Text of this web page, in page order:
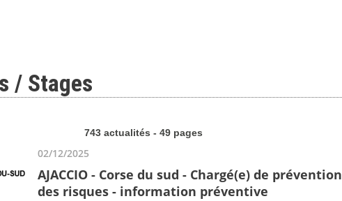
/ Stages
743 actualités - 49 pages
02/12/2025
AJACCIO - Corse du sud - Chargé(e) de prévention
des risques - information préventive